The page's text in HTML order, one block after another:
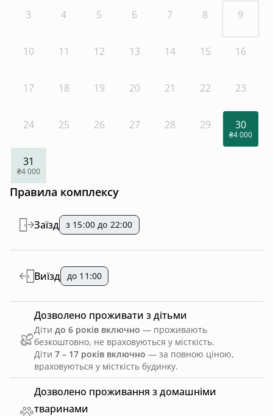
3 4 5 6 7 8 9
10 11 12 13 14 15 16
17 18 19 20 21 22 23
24 25 26 27 28 29 30
₴4 000
31
₴4 000
Правила комплексу
Дозволено проживання з домашніми
тваринами
Заїзд з 15:00 до 22:00
Виїзд до 11:00
Дозволено проживати з дітьми
Діти до 6 років включно — проживають
безкоштовно, не враховуються у місткість.
Діти 7 – 17 років включно — за повною ціною,
враховуються у місткість будинку.